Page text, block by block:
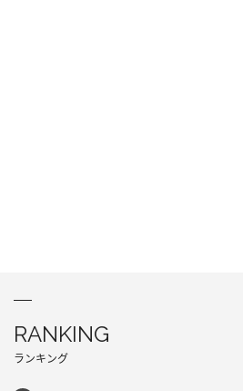
RANKING
ランキング